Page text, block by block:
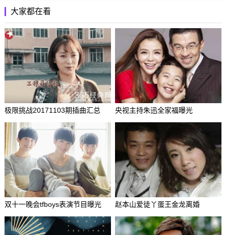
大家都在看
极限挑战20171103期插曲汇总 央视主持朱迅全家福曝光
双十一晚会tfboys表演节目曝光 赵本山爱徒丫蛋王金龙离婚